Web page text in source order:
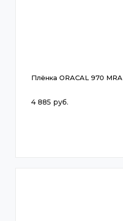
Плёнка ORACAL 970 MRA
4 885 руб.